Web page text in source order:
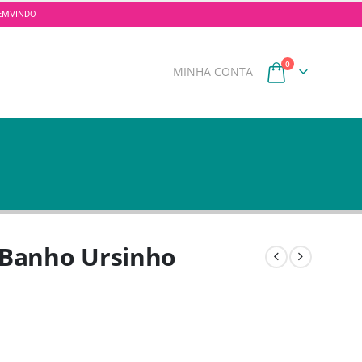
MINHA CONTA 0
Ursinho